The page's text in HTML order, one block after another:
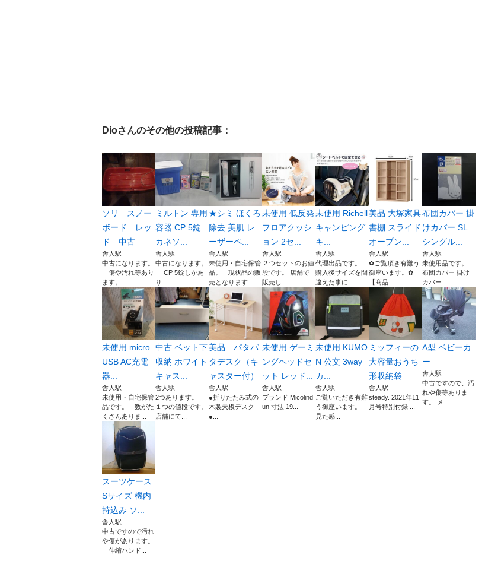
Dioさんのその他の投稿記事：
ソリ スノー
ボード レッ
ド 中古
舎人駅
中古になります。
傷や汚れ等あり
ます。 ...
ミルトン 専用
容器 CP 5錠
カネソ...
舎人駅
中古になります。
CP 5錠しかあ
り...
★シミ ほくろ
除去 美肌 レ
ーザーペ...
舎人駅
未使用・自宅保管
品。 現状品の販
売となります...
未使用 低反発
フロアクッシ
ョン 2セ...
舎人駅
２つセットのお値
段です。 店舗で
販売し...
未使用 Richell
キャンピング
キ...
舎人駅
代理出品です。
購入後サイズを間
違えた事に...
美品 大塚家具
書棚 スライド
オープン...
舎人駅
✿ご覧頂き有難う
御座います。✿
【商品...
布団カバー 掛
けカバー SL
シングル...
舎人駅
未使用品です。
布団カバー 掛け
カバー...
未使用 micro
USB AC充電
器...
舎人駅
未使用・自宅保管
品です。 数がた
くさんありま...
中古 ベット下
収納 ホワイト
キャス...
舎人駅
2つあります。
１つの値段です。
店舗にて...
美品 パタパ
タデスク（キ
ャスター付）
舎人駅
●折りたたみ式の
木製天板デスク
●...
未使用 ゲーミ
ングヘッドセ
ット レッド...
舎人駅
ブランド Micolind
un 寸法 19...
未使用 KUMO
N 公文 3way
カ...
舎人駅
ご覧いただき有難
う御座います。
見た感...
ミッフィーの
大容量おうち
形収納袋
舎人駅
steady. 2021年11
月号特別付録 ...
A型 ベビーカ
ー
舎人駅
中古ですので、汚
れや傷等ありま
す。 メ...
スーツケース
Sサイズ 機内
持込み ソ...
舎人駅
中古ですので汚れ
や傷があります。
伸縮ハンド...